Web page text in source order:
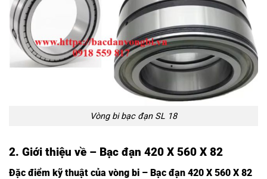
Vòng bi bạc đạn SL 18
2. Giới thiệu về – Bạc đạn 420 X 560 X 82
Đặc điểm kỹ thuật của vòng bi – Bạc đạn 420 X 560 X 82